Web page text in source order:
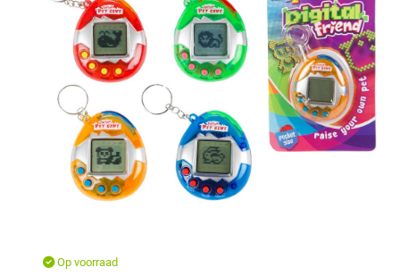
Op voorraad